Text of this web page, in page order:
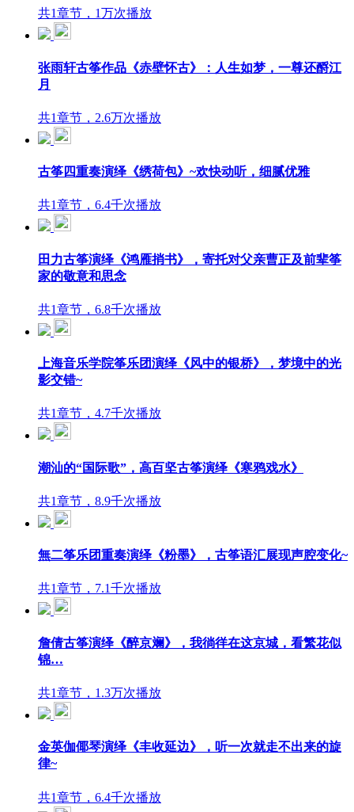
共1章节，1万次播放
张雨轩古筝作品《赤壁怀古》：人生如梦，一尊还酹江
月
共1章节，2.6万次播放
古筝四重奏演绎《绣荷包》~欢快动听，细腻优雅
共1章节，6.4千次播放
田力古筝演绎《鸿雁捎书》，寄托对父亲曹正及前辈筝
家的敬意和思念
共1章节，6.8千次播放
上海音乐学院筝乐团演绎《风中的银桥》，梦境中的光
影交错~
共1章节，4.7千次播放
潮汕的“国际歌”，高百坚古筝演绎《寒鸦戏水》
共1章节，8.9千次播放
無二筝乐团重奏演绎《粉墨》，古筝语汇展现声腔变化~
共1章节，7.1千次播放
詹倩古筝演绎《醉京斓》，我徜徉在这京城，看繁花似
锦…
共1章节，1.3万次播放
金英伽倻琴演绎《丰收延边》，听一次就走不出来的旋
律~
共1章节，6.4千次播放